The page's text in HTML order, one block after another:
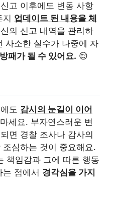
고 이후에도 변동 사항
업데이트 된 내용을 체
의 신고 내역을 관리하
사소한 실수가 나중에 자
패가 될 수 있어요. 😌
도 감시의 눈길이 이어
세요. 부자연스러운 변
면 경찰 조사나 감사의
심하는 것이 중요해요.
책임감과 그에 따른 행동
점에서 경각심을 가지